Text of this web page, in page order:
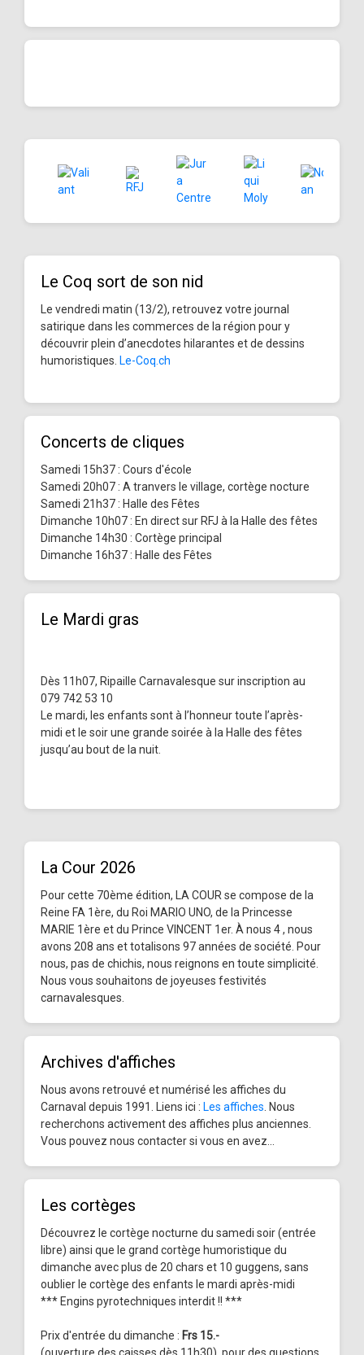
Le Coq sort de son nid
Le vendredi matin (13/2), retrouvez votre journal
satirique dans les commerces de la région pour y
découvrir plein d’anecdotes hilarantes et de dessins
humoristiques. Le-Coq.ch
Concerts de cliques
Samedi 15h37 : Cours d'école
Samedi 20h07 : A tranvers le village, cortège nocture
Samedi 21h37 : Halle des Fêtes
Dimanche 10h07 : En direct sur RFJ à la Halle des fêtes
Dimanche 14h30 : Cortège principal
Dimanche 16h37 : Halle des Fêtes
Le Mardi gras
Dès 11h07, Ripaille Carnavalesque sur inscription au
079 742 53 10
Le mardi, les enfants sont à l’honneur toute l’après-
midi et le soir une grande soirée à la Halle des fêtes
jusqu’au bout de la nuit.
La Cour 2026
Pour cette 70ème édition, LA COUR se compose de la
Reine FA 1ère, du Roi MARIO UNO, de la Princesse
MARIE 1ère et du Prince VINCENT 1er. À nous 4 , nous
avons 208 ans et totalisons 97 années de société. Pour
nous, pas de chichis, nous reignons en toute simplicité.
Nous vous souhaitons de joyeuses festivités
carnavalesques.
Archives d'affiches
Nous avons retrouvé et numérisé les affiches du
Carnaval depuis 1991. Liens ici : Les affiches . Nous
recherchons activement des affiches plus anciennes.
Vous pouvez nous contacter si vous en avez...
Les cortèges
Découvrez le cortège nocturne du samedi soir (entrée
libre) ainsi que le grand cortège humoristique du
dimanche avec plus de 20 chars et 10 guggens, sans
oublier le cortège des enfants le mardi après-midi
*** Engins pyrotechniques interdit !! ***
Prix d'entrée du dimanche : Frs 15.-